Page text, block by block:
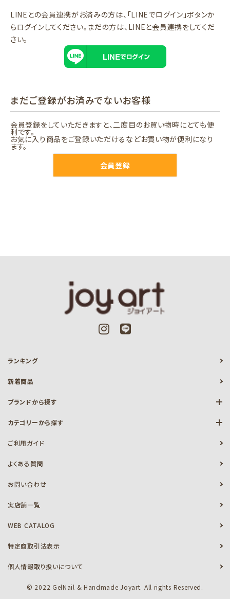
LINEとの会員連携がお済みの方は、「LINEでログイン」ボタンか
らログインしてください。まだの方は、 LINEと会員連携をしてくだ
さい。
まだご登録がお済みでないお客様
会員登録をしていただきますと、二度目のお買い物時にとても便
利です。
お気に入り商品をご登録いただけるなどお買い物が便利になり
ます。
会員登録
ランキング
新着商品
ブランドから探す
カテゴリーから探す
ご利用ガイド
よくある質問
お問い合わせ
実店舗一覧
WEB CATALOG
特定商取引法表示
個人情報取り扱いについて
© 2022 GelNail & Handmade Joyart. All rights Reserved.